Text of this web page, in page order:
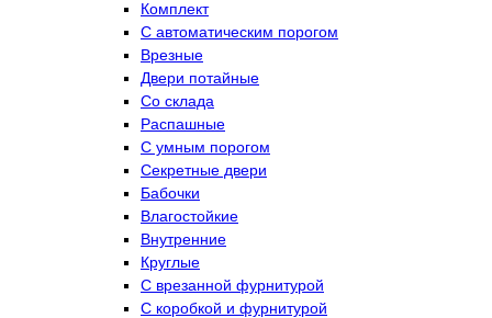
Комплект
С автоматическим порогом
Врезные
Двери потайные
Со склада
Распашные
С умным порогом
Секретные двери
Бабочки
Влагостойкие
Внутренние
Круглые
С врезанной фурнитурой
С коробкой и фурнитурой